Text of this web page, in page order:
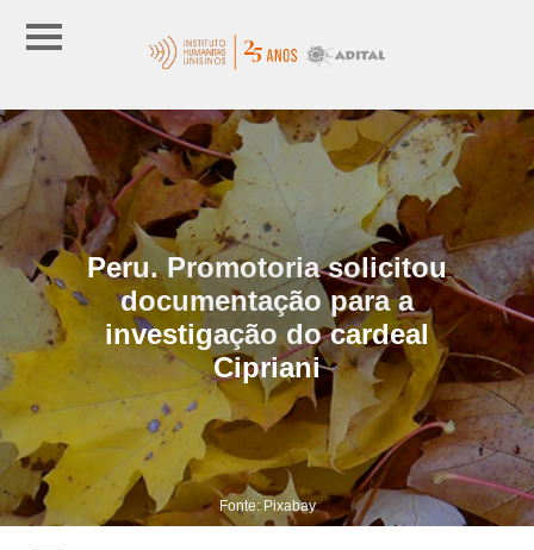
Peru. Promotoria solicitou
documentação para a
investigação do cardeal
Cipriani
Fonte: Pixabay